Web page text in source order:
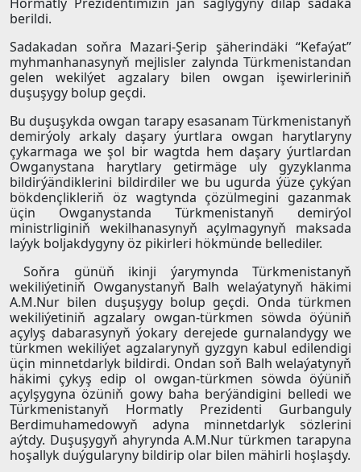
berildi.
Sadakadan soňra Mazari-Şerip şäherindäki “Kefaýat”
myhmanhanasynyň mejlisler zalynda Türkmenistandan
gelen wekilýet agzalary bilen owgan işewirleriniň
duşuşygy bolup geçdi.
Bu duşuşykda owgan tarapy esasanam Türkmenistanyň
demirýoly arkaly daşary ýurtlara owgan harytlaryny
çykarmaga we şol bir wagtda hem daşary ýurtlardan
Owganystana harytlary getirmäge uly gyzyklanma
bildirýändiklerini bildirdiler we bu ugurda ýüze çykýan
bökdençlikleriň öz wagtynda çözülmegini gazanmak
üçin Owganystanda Türkmenistanyň demirýol
ministrliginiň wekilhanasynyň açylmagynyň maksada
laýyk boljakdygyny öz pikirleri hökmünde bellediler.
Soňra günüň ikinji ýarymynda Türkmenistanyň
wekiliýetiniň Owganystanyň Balh welaýatynyň häkimi
A.M.Nur bilen duşuşygy bolup geçdi. Onda türkmen
wekiliýetiniň agzalary owgan-türkmen söwda öýüniň
açylyş dabarasynyň ýokary derejede gurnalandygy we
türkmen wekiliýet agzalarynyň gyzgyn kabul edilendigi
üçin minnetdarlyk bildirdi. Ondan soň Balh welaýatynyň
häkimi çykyş edip ol owgan-türkmen söwda öýüniň
açylşygyna özüniň gowy baha berýändigini belledi we
Türkmenistanyň Hormatly Prezidenti Gurbanguly
Berdimuhamedowyň adyna minnetdarlyk sözlerini
aýtdy. Duşuşygyň ahyrynda A.M.Nur türkmen tarapyna
hoşallyk duýgularyny bildirip olar bilen mähirli hoşlaşdy.